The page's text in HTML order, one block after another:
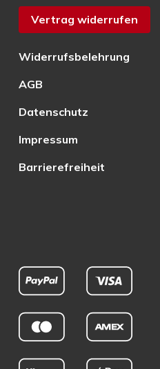
Vertrag widerrufen
Widerrufsbelehrung
AGB
Datenschutz
Impressum
Barrierefreiheit